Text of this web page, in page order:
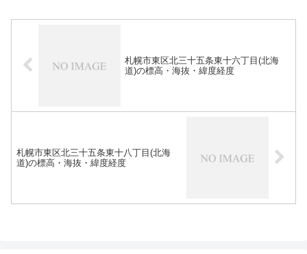
札幌市東区北三十五条東十六丁目(北海
道)の標高・海抜・緯度経度
札幌市東区北三十五条東十八丁目(北海
道)の標高・海抜・緯度経度